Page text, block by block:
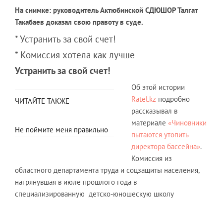
На снимке: руководитель Актюбинской СДЮШОР Талгат
Такабаев доказал свою правоту в суде.
* Устранить за свой счет!
* Комиссия хотела как лучше
Устранить за свой счет!
ЧИТАЙТЕ ТАКЖЕ
Не поймите меня правильно
Об этой истории
Ratel.kz подробно
рассказывал в
материале «Чиновники
пытаются утопить
директора бассейна».
Комиссия из
областного департамента труда и соцзащиты населения,
нагрянувшая в июле прошлого года в
специализированную детско-юношескую школу